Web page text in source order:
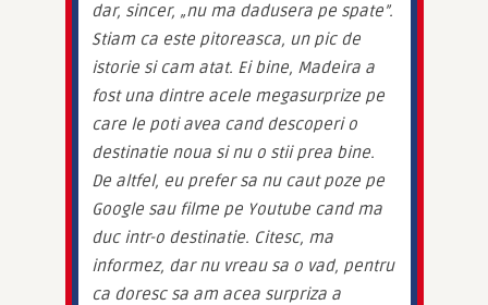
dar, sincer, „nu ma dadusera pe spate”.
Stiam ca este pitoreasca, un pic de
istorie si cam atat. Ei bine, Madeira a
fost una dintre acele megasurprize pe
care le poti avea cand descoperi o
destinatie noua si nu o stii prea bine.
De altfel, eu prefer sa nu caut poze pe
Google sau filme pe Youtube cand ma
duc intr-o destinatie. Citesc, ma
informez, dar nu vreau sa o vad, pentru
ca doresc sa am acea surpriza a